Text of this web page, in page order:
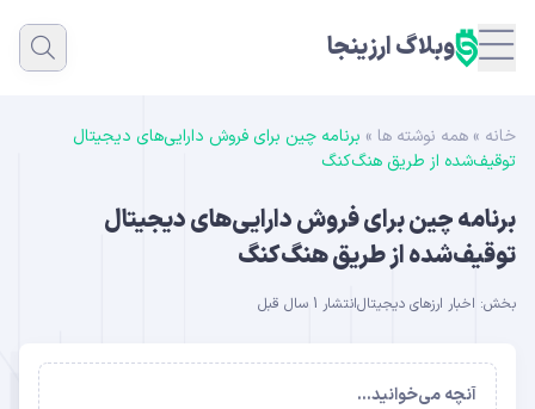
وبلاگ ارزینجا
خانه » همه نوشته ها » برنامه چین برای فروش دارایی‌های دیجیتال
توقیف‌شده از طریق هنگ‌کنگ
برنامه چین برای فروش دارایی‌های دیجیتال
توقیف‌شده از طریق هنگ‌کنگ
بخش: اخبار ارزهای دیجیتالانتشار 1 سال قبل
آنچه می‌خوانید...